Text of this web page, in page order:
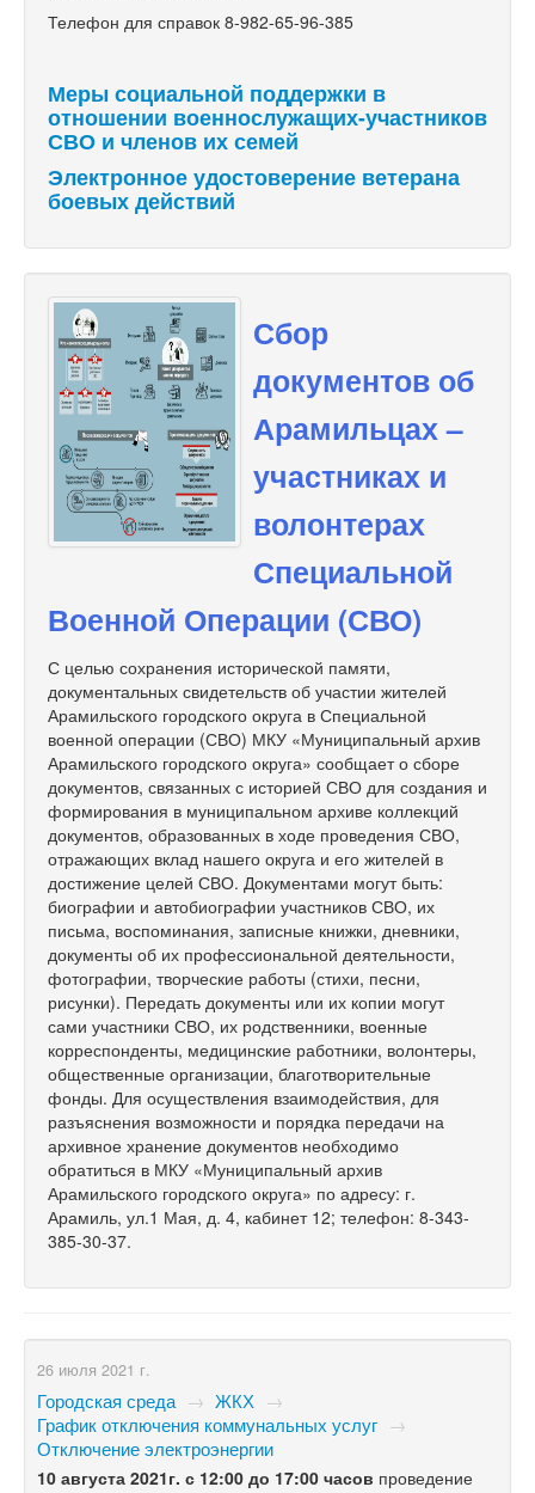
Телефон для справок 8-982-65-96-385
Меры социальной поддержки в
отношении военнослужащих-участников
СВО и членов их семей
Электронное удостоверение ветерана
боевых действий
Сбор
документов об
Арамильцах –
участниках и
волонтерах
Специальной
Военной Операции (СВО)
С целью сохранения исторической памяти,
документальных свидетельств об участии жителей
Арамильского городского округа в Специальной
военной операции (СВО) МКУ «Муниципальный архив
Арамильского городского округа» сообщает о сборе
документов, связанных с историей СВО для создания и
формирования в муниципальном архиве коллекций
документов, образованных в ходе проведения СВО,
отражающих вклад нашего округа и его жителей в
достижение целей СВО. Документами могут быть:
биографии и автобиографии участников СВО, их
письма, воспоминания, записные книжки, дневники,
документы об их профессиональной деятельности,
фотографии, творческие работы (стихи, песни,
рисунки). Передать документы или их копии могут
сами участники СВО, их родственники, военные
корреспонденты, медицинские работники, волонтеры,
общественные организации, благотворительные
фонды. Для осуществления взаимодействия, для
разъяснения возможности и порядка передачи на
архивное хранение документов необходимо
обратиться в МКУ «Муниципальный архив
Арамильского городского округа» по адресу: г.
Арамиль, ул.1 Мая, д. 4, кабинет 12; телефон: 8-343-
385-30-37.
26 июля 2021 г.
Городская среда → ЖКХ →
График отключения коммунальных услуг →
Отключение электроэнергии
10 августа 2021г. с 12:00 до 17:00 часов проведение